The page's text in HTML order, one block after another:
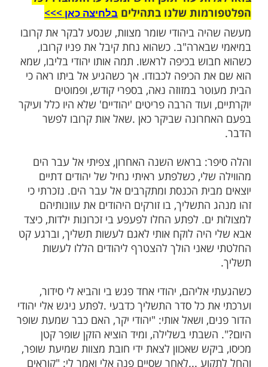
עוד תוכן חדש ומפתיע! התחברו לכל
שלנו בתהיליםבלחיצה כאן >>>​
כשהוא נחת קיבל את פניו קרובו,
בכיפה לראשו. תמה אותו יהודי בליבו, שמא
הכיפה לכבודו. אך כשהגיע אל ביתו ראה כי
במזוזה נאה, בספרי קודש, ופמוטים
ועוד הרבה פריטים 'יהודיים' שלא היו כלל ועיקר
שביקר כאן .שאל אות קרובו לפשר
בראש השנה האחרון, צפיתי אל עבר הים
כשלפתע ראיתי נחיל של יהודים דתיים
הכנסת ומתקרבים אל עבר הים. נזכרתי כי